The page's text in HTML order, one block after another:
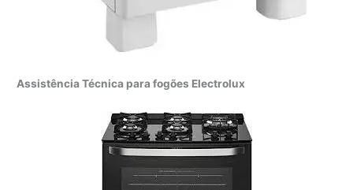
Assistência Técnica para fogões Electrolux